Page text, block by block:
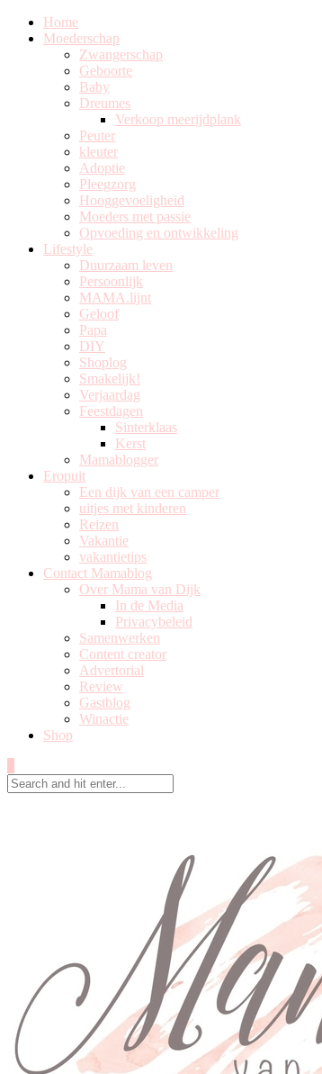
Home
Moederschap
Zwangerschap
Geboorte
Baby
Dreumes
Verkoop meerijdplank
Peuter
kleuter
Adoptie
Pleegzorg
Hooggevoeligheid
Moeders met passie
Opvoeding en ontwikkeling
Lifestyle
Duurzaam leven
Persoonlijk
MAMA.lijnt
Geloof
Papa
DIY
Shoplog
Smakelijk!
Verjaardag
Feestdagen
Sinterklaas
Kerst
Mamablogger
Eropuit
Een dijk van een camper
uitjes met kinderen
Reizen
Vakantie
vakantietips
Contact Mamablog
Over Mama van Dijk
In de Media
Privacybeleid
Samenwerken
Content creator
Advertorial
Review
Gastblog
Winactie
Shop